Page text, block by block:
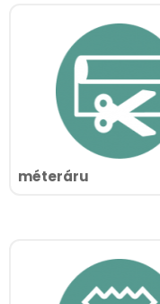
méteráru